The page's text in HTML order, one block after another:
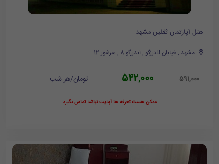
هتل آپارتمان ثقلین مشهد
مشهد , خیابان اندرزگو , اندرزگو 8 , سرشور 12
591,000
542,000 تومان/هر شب
ممکن هست تعرفه ها آپدیت نباشد تماس بگیرد